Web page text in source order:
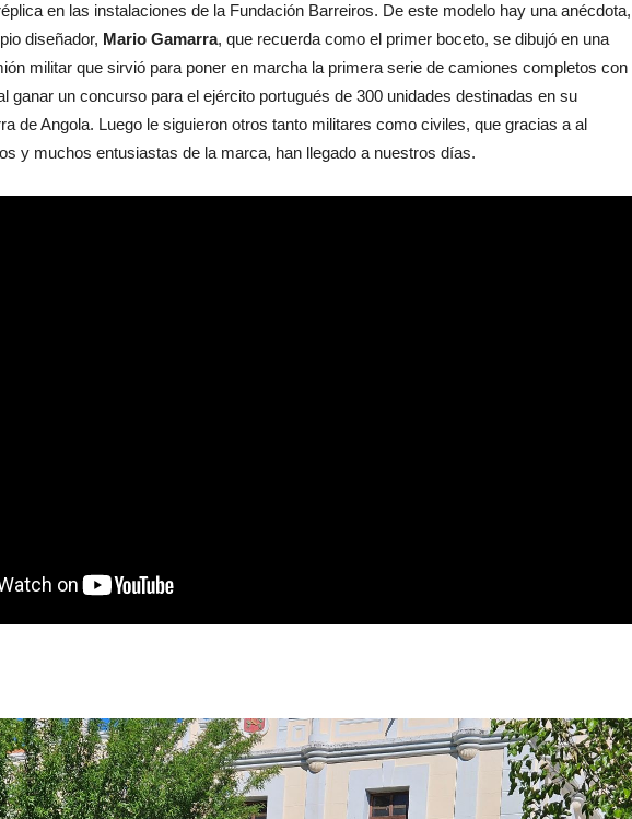
en las instalaciones de la Fundación Barreiros. De este modelo hay una anécdota,
diseñador, Mario Gamarra, que recuerda como el primer boceto, se dibujó en una
militar que sirvió para poner en marcha la primera serie de camiones completos con
ganar un concurso para el ejército portugués de 300 unidades destinadas en su
de Angola. Luego le siguieron otros tanto militares como civiles, que gracias a al
y muchos entusiastas de la marca, han llegado a nuestros días.